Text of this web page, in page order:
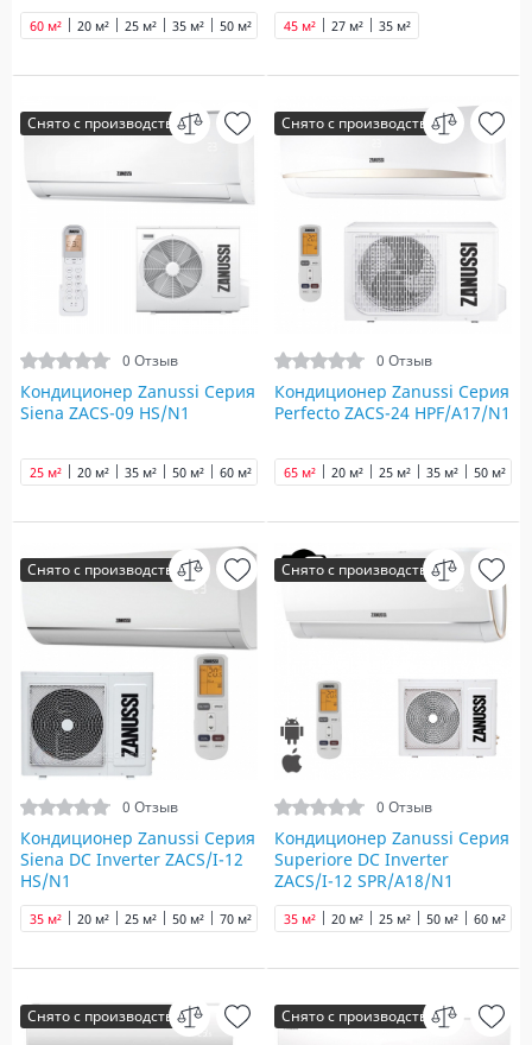
20 м² 25 м² 35 м² 50 м²
60 м² 27 м² 35 м²
45 м²
Снято с производства
0 Отзыв
Кондиционер Zanussi Серия
Siena ZACS-09 HS/N1
20 м²
25 м² 35 м² 50 м² 60 м² 65 м² 70 м² 90 м²
Снято с производства
0 Отзыв
Кондиционер Zanussi Серия
Perfecto ZACS-24 HPF/A17/N1
20 м² 25 м² 35 м² 50 м²
65 м²
Снято с производства
0 Отзыв
Кондиционер Zanussi Серия
Siena DC Inverter ZACS/I-12
HS/N1
20 м² 25 м²
35 м² 50 м² 70 м²
Снято с производства
0 Отзыв
Кондиционер Zanussi Серия
Superiore DC Inverter
ZACS/I-12 SPR/A18/N1
20 м² 25 м²
35 м² 50 м² 60 м²
Снято с производства Снято с производства